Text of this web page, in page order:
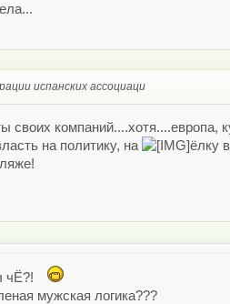
испанских ассоциаци
своих
на политику, на
ёлку
чЁ?!
мужская логика???